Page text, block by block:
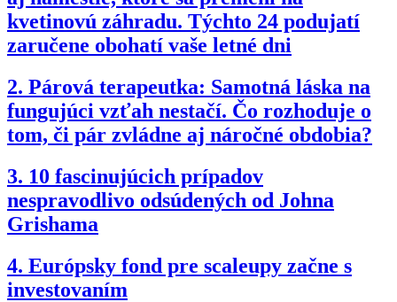
kvetinovú záhradu. Týchto 24 podujatí
zaručene obohatí vaše letné dni
2. Párová terapeutka: Samotná láska na
fungujúci vzťah nestačí. Čo rozhoduje o
tom, či pár zvládne aj náročné obdobia?
3. 10 fascinujúcich prípadov
nespravodlivo odsúdených od Johna
Grishama
4. Európsky fond pre scaleupy začne s
investovaním